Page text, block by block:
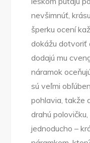
nevšimnúť,
šperku ocení
dokážu dotvoriť
dodajú mu
náramok
sú veľmi
pohlavia, takže
drahú
jednoducho –